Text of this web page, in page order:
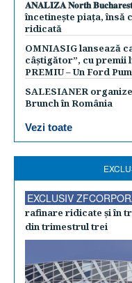
𝐀𝐍𝐀𝐋𝐈𝐙𝐀 𝐍𝐨𝐫𝐭𝐡
încetinește piața, însă
ridicată
OMNIASIG lansează
câștigător”, cu premii
PREMIU – Un Ford
SALESIANER
Brunch în România
Vezi toate
EXCLUSIV
rafinare ridicate şi în
din trimestrul trei